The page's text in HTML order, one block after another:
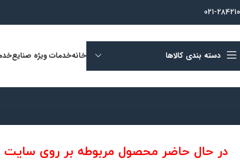
021-
دسته بندی کالاها خانهخدمات ویژه صنایع
در حال حاضر محصول مربوطه بر روی سایت